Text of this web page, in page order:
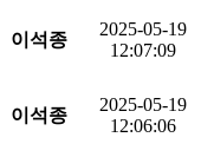
이석종
2025-05-19
12:07:09
이석종
2025-05-19
12:06:06